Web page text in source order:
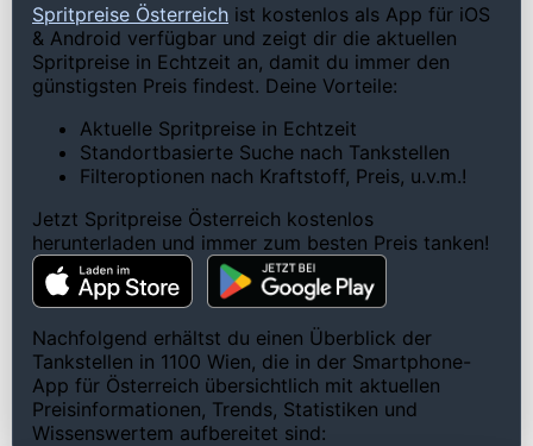
Spritpreise Österreich ist kostenlos als App für iOS
& Android verfügbar und zeigt dir die aktuellen
Spritpreise in Echtzeit an, damit du immer den
günstigsten Preis findest. Deine Vorteile:
Aktuelle Spritpreise in Echtzeit
Standortbasierte Suche nach Tankstellen
Filteroptionen nach Kraftstoff, Preis, u.v.m.!
Jetzt Spritpreise Österreich kostenlos
herunterladen und immer zum besten Preis tanken!
Nachfolgend erhältst du einen Überblick der
Tankstellen in 1100 Wien, die in der Smartphone-
App für Österreich übersichtlich mit aktuellen
Preisinformationen, Trends, Statistiken und
Wissenswertem aufbereitet sind: